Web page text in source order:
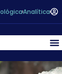
Analítica